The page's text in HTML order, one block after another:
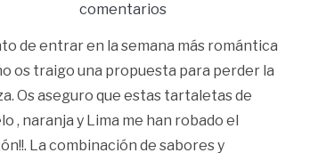
comentarios
de entrar en la semana más romántica
os traigo una propuesta para perder la
Os aseguro que estas tartaletas de
, naranja y Lima me han robado el
La combinación de sabores y